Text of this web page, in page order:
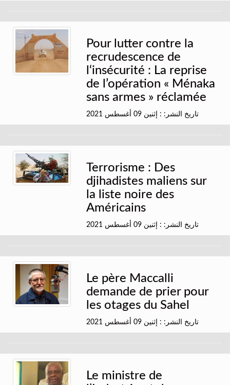
Pour lutter contre la
recrudescence de
l‘insécurité : La reprise
de l’opération « Ménaka
sans armes » réclamée
تاريخ النشر: : إثنين 09 أغسطس 2021
Terrorisme : Des
djihadistes maliens sur
la liste noire des
Américains
تاريخ النشر: : إثنين 09 أغسطس 2021
Le père Maccalli
demande de prier pour
les otages du Sahel
تاريخ النشر: : إثنين 09 أغسطس 2021
Le ministre de